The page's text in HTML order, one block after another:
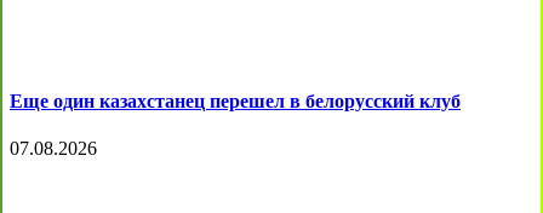
Еще один казахстанец перешел в белорусский клуб
07.08.2026